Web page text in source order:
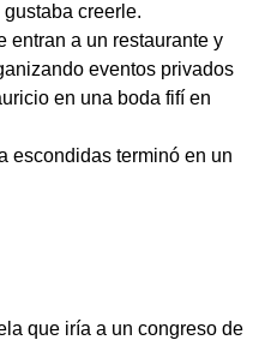
creerle.
entran a un restaurante y
eventos privados
en una boda fifí en
escondidas terminó en un
que iría a un congreso de